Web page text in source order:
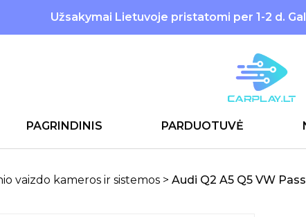
Užsakymai Lietuvoje pristatomi per 1-2 d.
PAGRINDINIS PARDUOTUVĖ
vaizdo kameros ir sistemos > Audi Q2 A5 Q5 VW